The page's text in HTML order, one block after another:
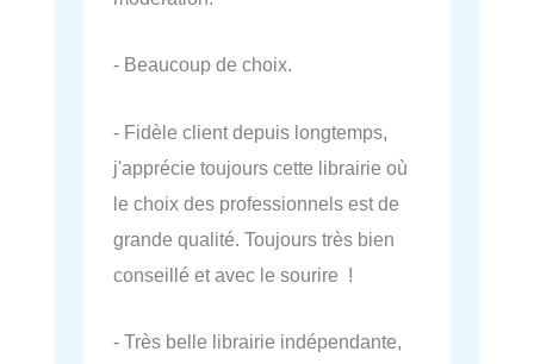
- Beaucoup de choix.
- Fidèle client depuis longtemps,
j'apprécie toujours cette librairie où
le choix des professionnels est de
grande qualité. Toujours très bien
conseillé et avec le sourire !
- Très belle librairie indépendante,